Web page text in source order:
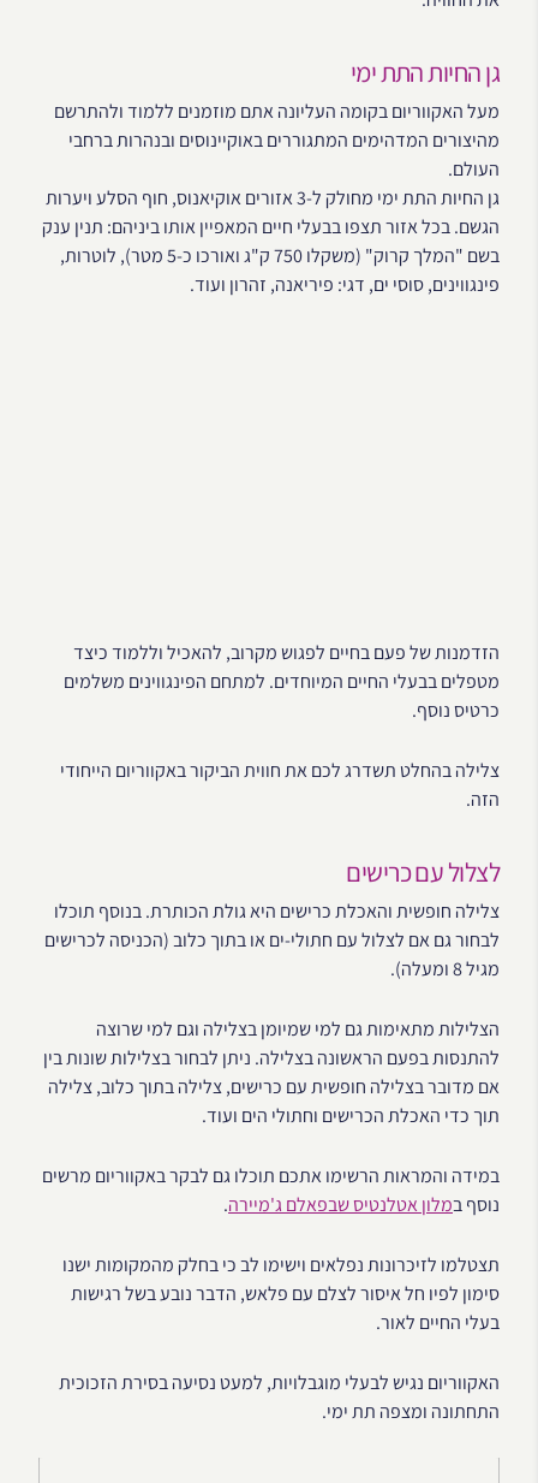
גן החיות התת ימי
מעל האקווריום בקומה העליונה אתם מוזמנים ללמוד ולהתרשם
מהיצורים המדהימים המתגוררים באוקיינוסים ובנהרות ברחבי
העולם.
גן החיות התת ימי מחולק ל-3 אזורים אוקיאנוס, חוף הסלע ויערות
הגשם. בכל אזור תצפו בבעלי חיים המאפיין אותו ביניהם: תנין ענק
בשם "המלך קרוק" (משקלו 750 ק"ג ואורכו כ-5 מטר), לוטרות,
פינגווינים, סוסי ים, דגי: פיריאנה, זהרון ועוד.
הזדמנות של פעם בחיים לפגוש מקרוב, להאכיל וללמוד כיצד
מטפלים בבעלי החיים המיוחדים. למתחם הפינגווינים משלמים
כרטיס נוסף.
צלילה בהחלט תשדרג לכם את חווית הביקור באקווריום הייחודי
הזה.
לצלול עם כרישים
צלילה חופשית והאכלת כרישים היא גולת הכותרת. בנוסף תוכלו
לבחור גם אם לצלול עם חתולי-ים או בתוך כלוב (הכניסה לכרישים
מגיל 8 ומעלה).
הצלילות מתאימות גם למי שמיומן בצלילה וגם למי שרוצה
להתנסות בפעם הראשונה בצלילה. ניתן לבחור בצלילות שונות בין
אם מדובר בצלילה חופשית עם כרישים, צלילה בתוך כלוב, צלילה
תוך כדי האכלת הכרישים וחתולי הים ועוד.
במידה והמראות הרשימו אתכם תוכלו גם לבקר באקווריום מרשים
נוסף במלון אטלנטיס שבפאלם ג'מיירה.
תצטלמו לזיכרונות נפלאים וישימו לב כי בחלק מהמקומות ישנו
סימון לפיו חל איסור לצלם עם פלאש, הדבר נובע בשל רגישות
בעלי החיים לאור.
האקווריום נגיש לבעלי מוגבלויות, למעט נסיעה בסירת הזכוכית
התחתונה ומצפה תת ימי.